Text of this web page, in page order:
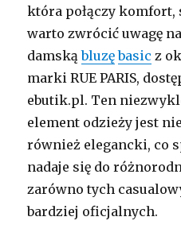
która połączy
warto zwrócić uwagę
damskąbluzę basic z
marki RUE PARIS,
ebutik.pl. Ten
element odzieży jest
również elegancki, co
nadaje się do
zarówno tych
bardziej oficjalnych.